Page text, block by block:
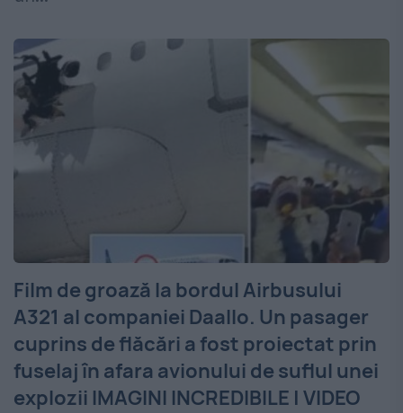
Film de groază la bordul Airbusului
A321 al companiei Daallo. Un pasager
cuprins de flăcări a fost proiectat prin
fuselaj în afara avionului de suflul unei
explozii IMAGINI INCREDIBILE | VIDEO